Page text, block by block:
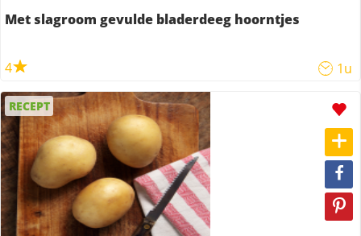
Met slagroom gevulde bladerdeeg hoorntjes
4 1u
RECEPT